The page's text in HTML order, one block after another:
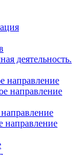
деятельность.
направление
направление
направление